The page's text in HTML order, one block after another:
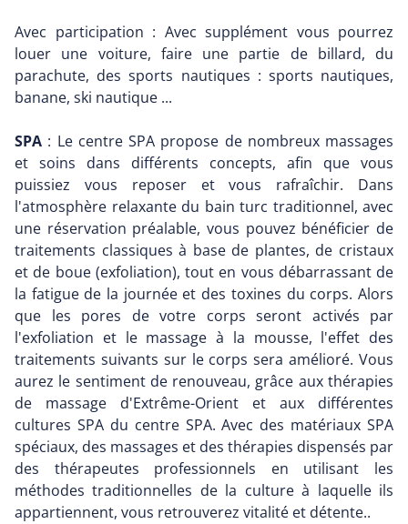
Avec participation : Avec supplément vous pourrez
louer une voiture, faire une partie de billard, du
parachute, des sports nautiques : sports nautiques,
banane, ski nautique ...
SPA : Le centre SPA propose de nombreux massages
et soins dans différents concepts, afin que vous
puissiez vous reposer et vous rafraîchir. Dans
l'atmosphère relaxante du bain turc traditionnel, avec
une réservation préalable, vous pouvez bénéficier de
traitements classiques à base de plantes, de cristaux
et de boue (exfoliation), tout en vous débarrassant de
la fatigue de la journée et des toxines du corps. Alors
que les pores de votre corps seront activés par
l'exfoliation et le massage à la mousse, l'effet des
traitements suivants sur le corps sera amélioré. Vous
aurez le sentiment de renouveau, grâce aux thérapies
de massage d'Extrême-Orient et aux différentes
cultures SPA du centre SPA. Avec des matériaux SPA
spéciaux, des massages et des thérapies dispensés par
des thérapeutes professionnels en utilisant les
méthodes traditionnelles de la culture à laquelle ils
appartiennent, vous retrouverez vitalité et détente..